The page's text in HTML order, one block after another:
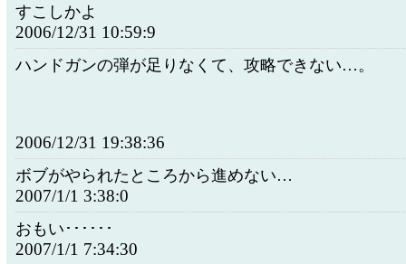
すこしかよ
2006/12/31 10:59:9
ハンドガンの弾が足りなくて、攻略できない…。
2006/12/31 19:38:36
ボブがやられたところから進めない…
2007/1/1 3:38:0
おもい･･････
2007/1/1 7:34:30